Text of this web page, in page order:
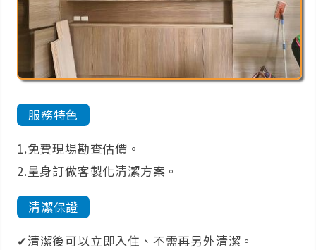
服務特色
1.免費現場勘查估價。
2.量身訂做客製化清潔方案。
清潔保證
✔清潔後可以立即入住、不需再另外清潔。